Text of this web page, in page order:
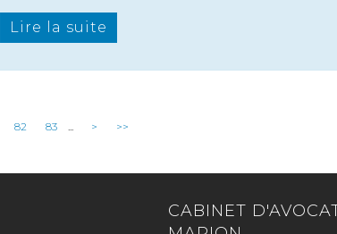
Lire la suite
82 83 ... > >>
CABINET